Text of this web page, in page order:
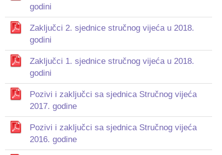
godini
Zaključci 2. sjednice stručnog vijeća u 2018.
godini
Zaključci 1. sjednice stručnog vijeća u 2018.
godini
Pozivi i zaključci sa sjednica Stručnog vijeća
2017. godine
Pozivi i zaključci sa sjednica Stručnog vijeća
2016. godine